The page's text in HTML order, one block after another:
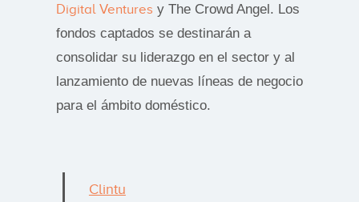
Digital Ventures y The Crowd Angel. Los
fondos captados se destinarán a
consolidar su liderazgo en el sector y al
lanzamiento de nuevas líneas de negocio
para el ámbito doméstico.
Clintu